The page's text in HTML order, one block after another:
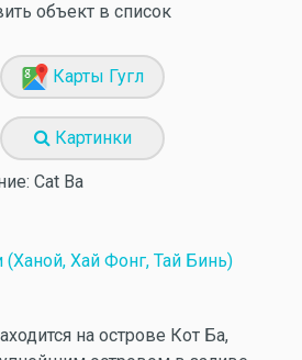
объект в список
Карты Гугл
Картинки
Cat Ba
Хай Фонг, Тай Бинь)
на острове Кот Ба,